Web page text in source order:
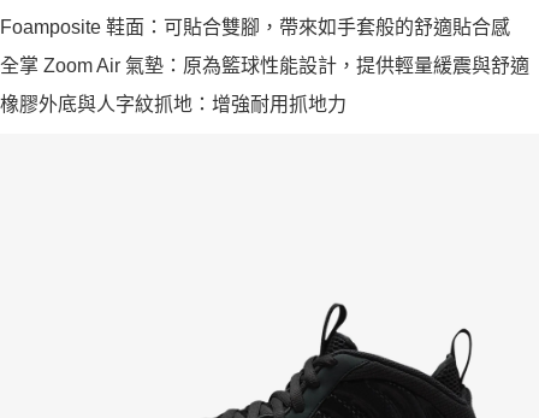
Foamposite 鞋面：可貼合雙腳，帶來如手套般的舒適貼合感
全掌 Zoom Air 氣墊：原為籃球性能設計，提供輕量緩震與舒適
橡膠外底與人字紋抓地：增強耐用抓地力